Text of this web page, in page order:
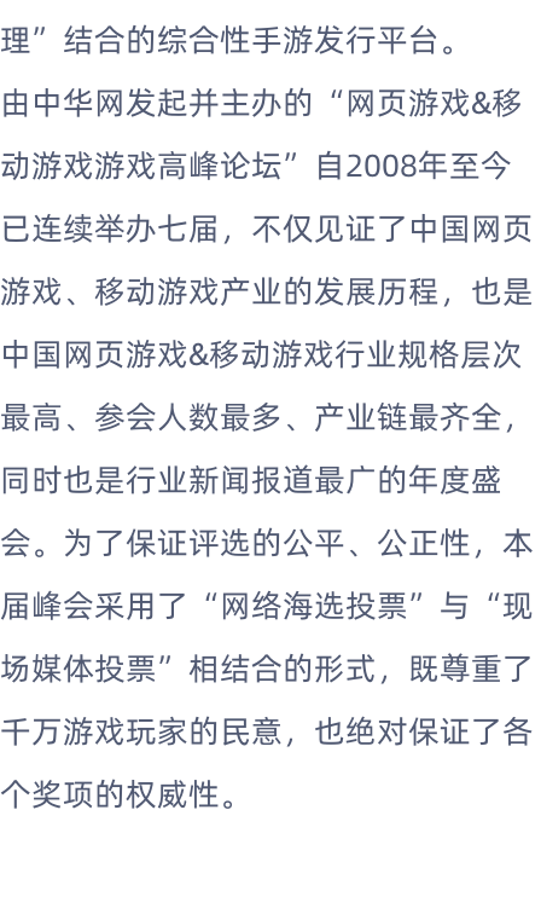
理”结合的综合性手游发行平台。
由中华网发起并主办的“网页游戏&移
动游戏游戏高峰论坛”自2008年至今
已连续举办七届，不仅见证了中国网页
游戏、移动游戏产业的发展历程，也是
中国网页游戏&移动游戏行业规格层次
最高、参会人数最多、产业链最齐全，
同时也是行业新闻报道最广的年度盛
会。为了保证评选的公平、公正性，本
届峰会采用了“网络海选投票”与“现
场媒体投票”相结合的形式，既尊重了
千万游戏玩家的民意，也绝对保证了各
个奖项的权威性。